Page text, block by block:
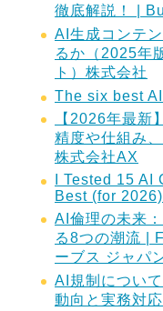
徹底解説！ |
AI生成コンテ
るか（2025年
ト）株式会社
The six best
【2026年最新
精度や仕組み
株式会社AX
I Tested 15
Best (for
AI倫理の未来
る8つの潮流 |
ーブス ジャパ
AI規制につい
動向と実務対